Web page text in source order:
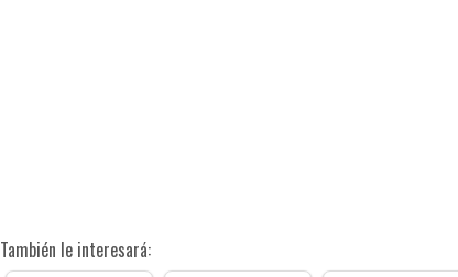
También le interesará: